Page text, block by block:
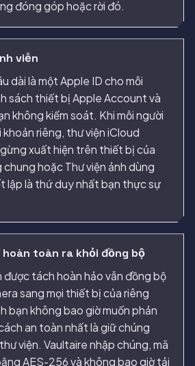
đóng góp hoặc rời đó.
viễn
dài là một Apple ID cho mỗi
sách thiết bị Apple Account và
không kiểm soát. Khi mỗi người
riêng, thư viện iCloud
xuất hiện trên thiết bị của
chung hoặc Thư viện ảnh dùng
lập là thứ duy nhất bạn thực sự
toàn ra khỏi đồng bộ
được tách hoàn hảo vẫn đồng bộ
sang mọi thiết bị của riêng
bạn không bao giờ muốn phản
an toàn nhất là giữ chúng
viện. Vaultaire nhập chúng, mã
AES-256 và không bao giờ tải